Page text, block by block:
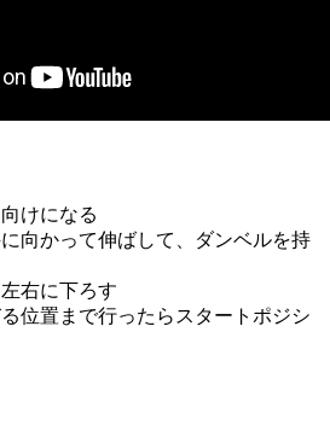
けになる
向かって伸ばして、ダンベルを持
右に下ろす
位置まで行ったらスタートポジシ